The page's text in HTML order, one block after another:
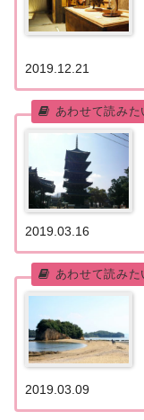
2019.12.21
2019.03.16
2019.03.09